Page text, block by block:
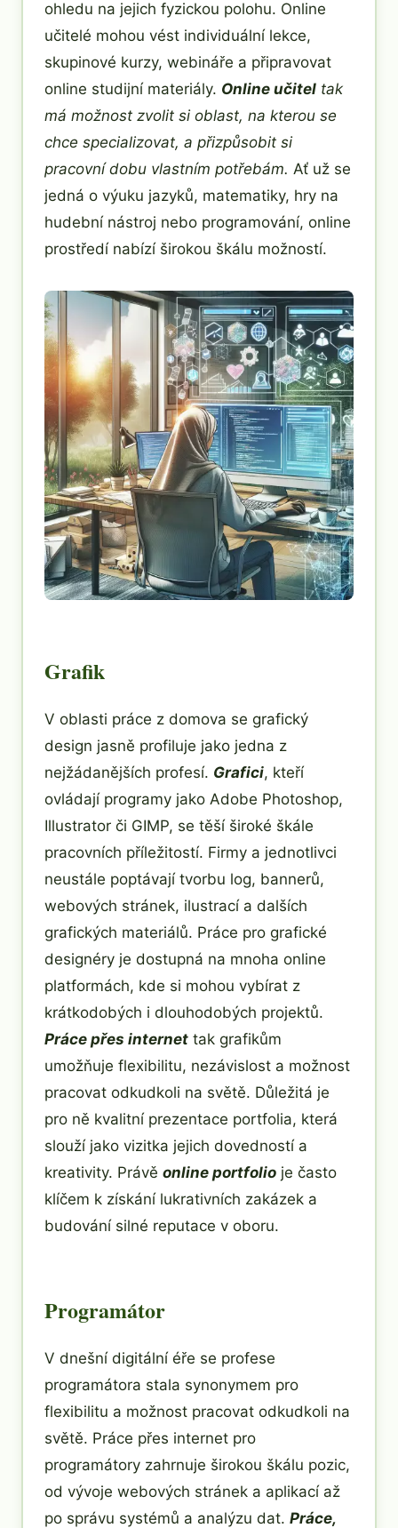
ohledu na jejich fyzickou polohu. Online
učitelé mohou vést individuální lekce,
skupinové kurzy, webináře a připravovat
online studijní materiály. Online učitel tak
má možnost zvolit si oblast, na kterou se
chce specializovat, a přizpůsobit si
pracovní dobu vlastním potřebám. Ať už se
jedná o výuku jazyků, matematiky, hry na
hudební nástroj nebo programování, online
prostředí nabízí širokou škálu možností.
Grafik
V oblasti práce z domova se grafický
design jasně profiluje jako jedna z
nejžádanějších profesí. Grafici, kteří
ovládají programy jako Adobe Photoshop,
Illustrator či GIMP, se těší široké škále
pracovních příležitostí. Firmy a jednotlivci
neustále poptávají tvorbu log, bannerů,
webových stránek, ilustrací a dalších
grafických materiálů. Práce pro grafické
designéry je dostupná na mnoha online
platformách, kde si mohou vybírat z
krátkodobých i dlouhodobých projektů.
Práce přes internet tak grafikům
umožňuje flexibilitu, nezávislost a možnost
pracovat odkudkoli na světě. Důležitá je
pro ně kvalitní prezentace portfolia, která
slouží jako vizitka jejich dovedností a
kreativity. Právě online portfolio je často
klíčem k získání lukrativních zakázek a
budování silné reputace v oboru.
Programátor
V dnešní digitální éře se profese
programátora stala synonymem pro
flexibilitu a možnost pracovat odkudkoli na
světě. Práce přes internet pro
programátory zahrnuje širokou škálu pozic,
od vývoje webových stránek a aplikací až
po správu systémů a analýzu dat. Práce,